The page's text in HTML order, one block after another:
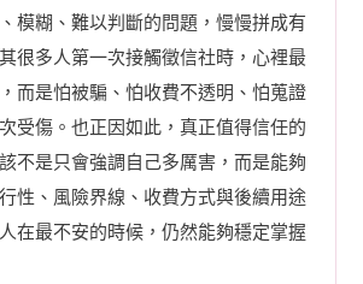
模糊、難以判斷的問題，慢慢拼成有
很多人第一次接觸徵信社時，心裡最
而是怕被騙、怕收費不透明、怕蒐證
受傷。也正因如此，真正值得信任的
不是只會強調自己多厲害，而是能夠
性、風險界線、收費方式與後續用途
在最不安的時候，仍然能夠穩定掌握